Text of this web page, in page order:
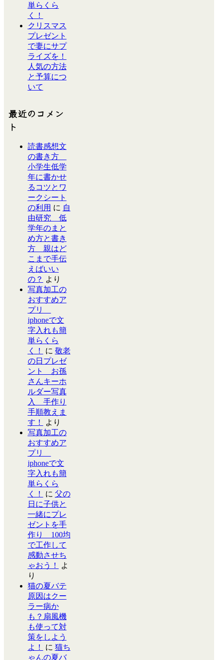
単らくら
く！
クリスマス
プレゼント
で妻にサプ
ライズを！
人気の方法
と予算につ
いて
最近のコメン
ト
読書感想文
の書き方
小学生低学
年に書かせ
るコツとワ
ークシート
の利用 に 自
由研究 低
学年のまと
め方と書き
方 親はど
こまで手伝
えばいい
の？ より
写真加工の
おすすめア
プリ
iphoneで文
字入れも簡
単らくら
く！
に 敬老
の日プレゼ
ント お孫
さんキーホ
ルダー写真
入 手作り
手順教えま
す！
より
写真加工の
おすすめア
プリ
iphoneで文
字入れも簡
単らくら
く！
に 父の
日に子供と
一緒にプレ
ゼントを手
作り 100均
で工作して
感動させち
ゃおう！
よ
り
猫の夏バテ
原因はクー
ラー病か
も？扇風機
も使って対
策をしよう
よ！
に 猫ち
ゃんの夏バ